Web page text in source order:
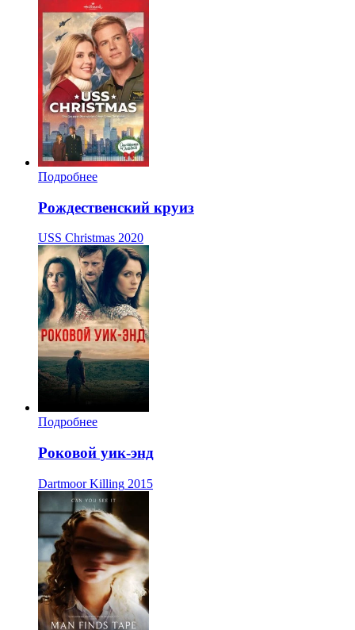
Подробнее
Рождественский круиз
USS Christmas 2020
Подробнее
Роковой уик-энд
Dartmoor Killing 2015